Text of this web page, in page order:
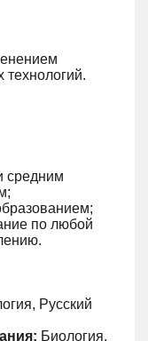
технологий.
средним
по любой
Русский
Биология,